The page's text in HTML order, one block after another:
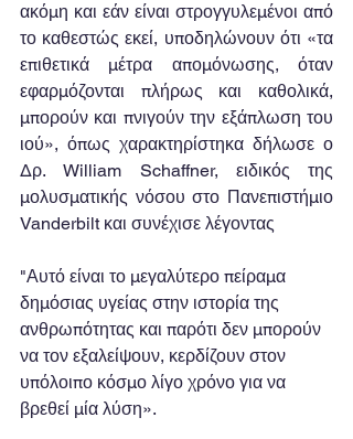
ακόμη και εάν είναι στρογγυλεμένοι από
το καθεστώς εκεί, υποδηλώνουν ότι «τα
επιθετικά μέτρα απομόνωσης, όταν
εφαρμόζονται πλήρως και καθολικά,
μπορούν και πνιγούν την εξάπλωση του
ιού», όπως χαρακτηρίστηκα δήλωσε ο
Δρ. William Schaffner, ειδικός της
μολυσματικής νόσου στο Πανεπιστήμιο
Vanderbilt και συνέχισε λέγοντας
"Αυτό είναι το μεγαλύτερο πείραμα
δημόσιας υγείας στην ιστορία της
ανθρωπότητας και παρότι δεν μπορούν
να τον εξαλείψουν, κερδίζουν στον
υπόλοιπο κόσμο λίγο χρόνο για να
βρεθεί μία λύση».